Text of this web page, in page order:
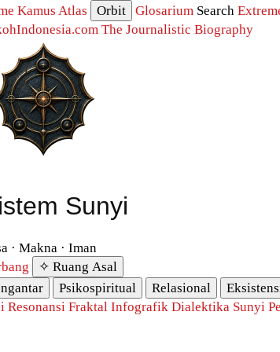
Kamus Atlas Orbit Glosarium Search
The Journalistic Biography
Sunyi
· Makna · Iman
✧ Ruang Asal
Psikospiritual Relasional
Resonansi Fraktal Infografik Dialektika Sunyi